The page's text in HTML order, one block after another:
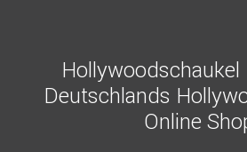
Hollywoodschaukel
Deutschlands
Online